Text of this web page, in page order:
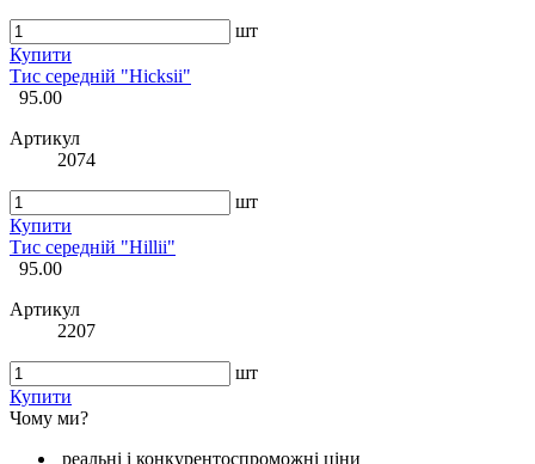
шт
Купити
Тис середній "Hicksii"
95.00
Артикул
2074
шт
Купити
Тис середній "Hillii"
95.00
Артикул
2207
шт
Купити
Чому ми?
реальні і конкурентоспроможні ціни